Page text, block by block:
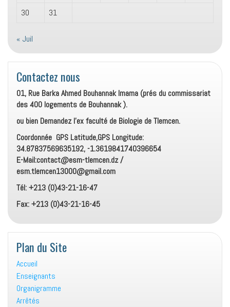
30
31
« Juil
Contactez nous
01, Rue Barka Ahmed Bouhannak Imama (prés du commissariat
des 400 logements de Bouhannak ).
ou bien Demandez l’ex faculté de Biologie de Tlemcen.
Coordonnée GPS Latitude,GPS Longitude:
34.87837569635192, -1.3619841740396654
E-Mail:contact@esm-tlemcen.dz /
esm.tlemcen13000@gmail.com
Tél: +213 (0)43-21-16-47
Fax: +213 (0)43-21-16-45
Plan du Site
Accueil
Enseignants
Organigramme
Arrêtés